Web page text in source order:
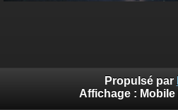
Propulsé par
Affichage : Mobile